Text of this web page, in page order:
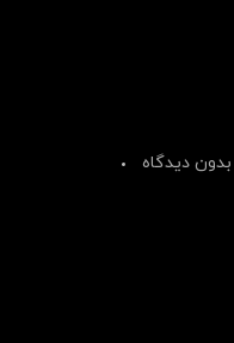
بدون دیدگاه